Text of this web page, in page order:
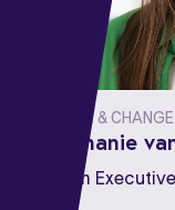
PEOPLE & CHANGE.
Stephanie
Vroom Executive